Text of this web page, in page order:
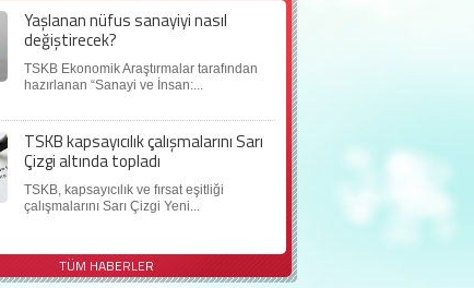
Yaşlanan nüfus sanayiyi nasıl
değiştirecek?
TSKB Ekonomik Araştırmalar tarafından
hazırlanan “Sanayi ve İnsan:...
TSKB kapsayıcılık çalışmalarını Sarı
Çizgi altında topladı
TSKB, kapsayıcılık ve fırsat eşitliği
çalışmalarını Sarı Çizgi Yeni...
TÜM HABERLER